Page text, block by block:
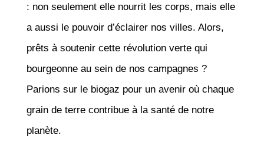
: non seulement elle nourrit les corps, mais elle
a aussi le pouvoir d’éclairer nos villes. Alors,
prêts à soutenir cette révolution verte qui
bourgeonne au sein de nos campagnes ?
Parions sur le biogaz pour un avenir où chaque
grain de terre contribue à la santé de notre
planète.